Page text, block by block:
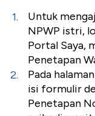
Untuk
NPWP istri,
Portal Saya,
Penetapan
Pada
isi formulir
Penetapan